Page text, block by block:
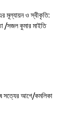
মূল্যায়ন ও স্বীকৃতি:
/সজল কুমার মাইতি
সত্যের আগে/কমলিকা